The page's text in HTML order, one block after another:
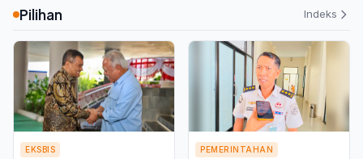
Pilihan Indeks
EKSBIS PEMERINTAHAN